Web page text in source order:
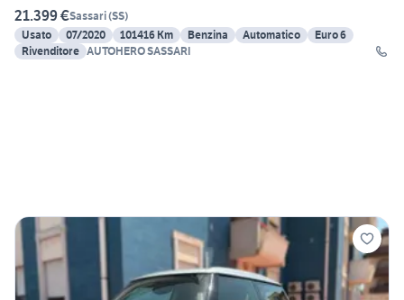
21.399 €Sassari(SS)
Usato
07/2020 101416 Km Benzina Automatico
Euro 6
Rivenditore AUTOHERO SASSARI